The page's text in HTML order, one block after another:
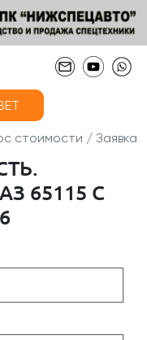
стоимости / Заявка
65115 С